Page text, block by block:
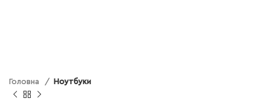
Головна Ноутбуки